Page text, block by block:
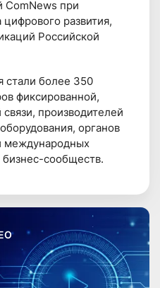
ComNews при
развития,
Российской
стали более 350
фиксированной,
производителей
органов
международных
сообществ.